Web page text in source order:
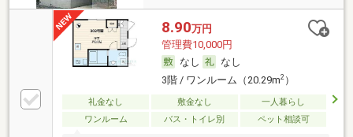
8.90万円
管理費10,000円
なし
なし
3階 / ワンルーム（20.29m2）
礼金なし 敷金なし
一人暮らし
ワンルーム
バス・トイレ別 ペット相談可